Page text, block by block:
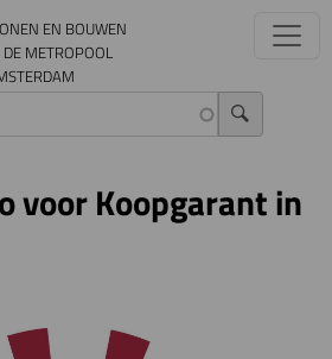
EN BOUWEN
DE METROPOOL
voor Koopgarant in